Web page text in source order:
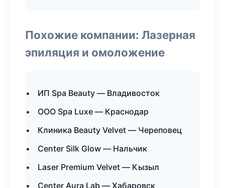
Похожие компании: Лазерная
эпиляция и омоложение
ИП Spa Beauty — Владивосток
ООО Spa Luxe — Краснодар
Клиника Beauty Velvet — Череповец
Center Silk Glow — Нальчик
Laser Premium Velvet — Кызыл
Center Aura Lab — Хабаровск